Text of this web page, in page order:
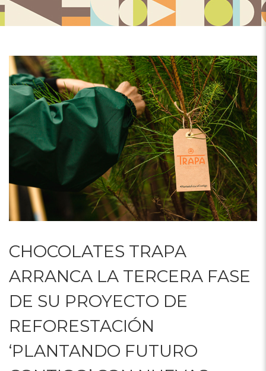
CHOCOLATES TRAPA
ARRANCA LA TERCERA FASE
DE SU PROYECTO DE
REFORESTACIÓN
‘PLANTANDO FUTURO